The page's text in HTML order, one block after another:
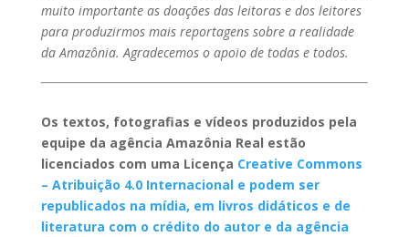
muito importante as doações das leitoras e dos leitores
para produzirmos mais reportagens sobre a realidade
da Amazônia. Agradecemos o apoio de todas e todos.
Os textos, fotografias e vídeos produzidos pela
equipe da agência Amazônia Real estão
licenciados com uma Licença Creative Commons
– Atribuição 4.0 Internacional e podem ser
republicados na mídia, em livros didáticos e de
literatura com o crédito do autor e da agência